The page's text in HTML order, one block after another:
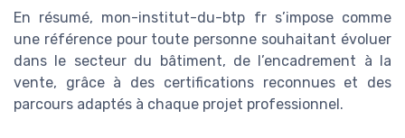
En résumé, mon-institut-du-btp fr s’impose comme
une référence pour toute personne souhaitant évoluer
dans le secteur du bâtiment, de l’encadrement à la
vente, grâce à des certifications reconnues et des
parcours adaptés à chaque projet professionnel.